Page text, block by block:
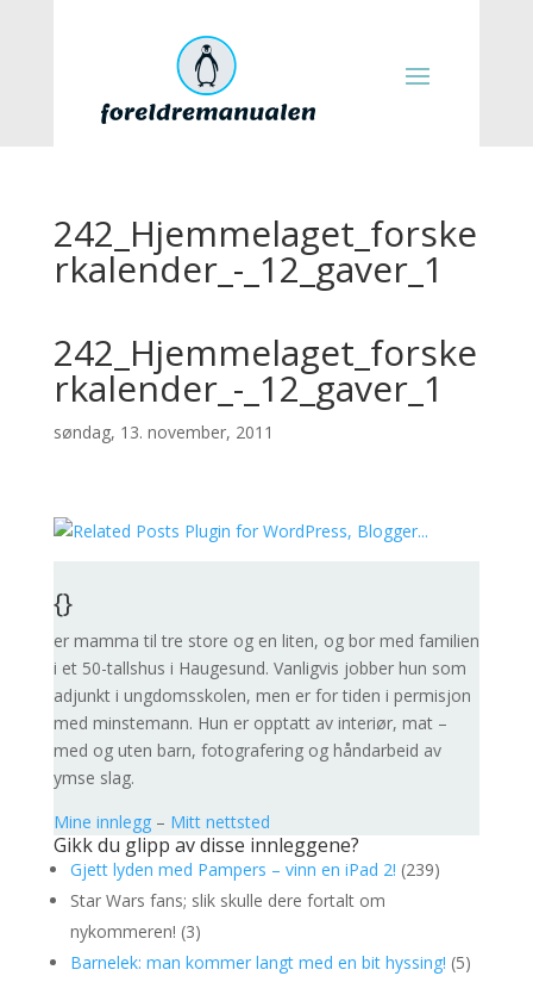
242_Hjemmelaget_forske
rkalender_-_12_gaver_1
242_Hjemmelaget_forske
rkalender_-_12_gaver_1
søndag, 13. november, 2011
{}
er mamma til tre store og en liten, og bor med familien
i et 50-tallshus i Haugesund. Vanligvis jobber hun som
adjunkt i ungdomsskolen, men er for tiden i permisjon
med minstemann. Hun er opptatt av interiør, mat –
med og uten barn, fotografering og håndarbeid av
ymse slag.
Mine innlegg– Mitt nettsted
Gikk du glipp av disse innleggene?
Gjett lyden med Pampers – vinn en iPad 2! (239)
Star Wars fans; slik skulle dere fortalt om
nykommeren! (3)
Barnelek: man kommer langt med en bit hyssing! (5)